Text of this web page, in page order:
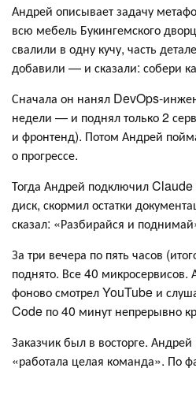
Андрей описывает задачу
всю мебель Букингемского
свалили в одну кучу, часть
добавили — и сказали: собери
Сначала он нанял DevOps-
недели — и поднял только 2
и фронтенд). Потом Андрей
о прогрессе.
Тогда Андрей подключил Claude
диск, скормил остатки
сказал: «Разбирайся и
За три вечера по пять часов
поднято. Все 40 микросервисов.
фоново смотрел YouTube и
Code по 40 минут непрерывно
Заказчик был в восторге. Андрей
«работала целая команда». По